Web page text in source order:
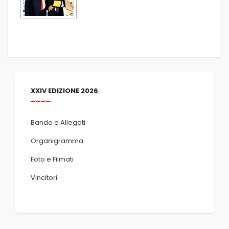
XXIV EDIZIONE 2026
Bando e Allegati
Organigramma
Foto e Filmati
Vincitori